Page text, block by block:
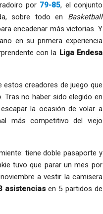
por 79-85, el conjunto
sobre todo en Basketball
encadenar más victorias. Y
en su primera experiencia
con la Liga Endesa
estos creadores de juego que
. Tras no haber sido elegido en
la ocasión de volar a
más competitivo del viejo
tiene doble pasaporte y
tuvo que parar un mes por
a vestir la camisera
asistencias en 5 partidos de